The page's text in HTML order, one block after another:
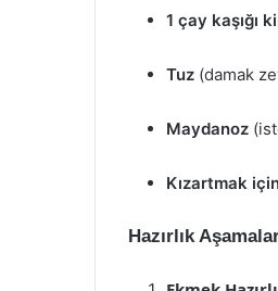
1 çay kaşığı
Tuz (damak
Maydanoz
Kızartmak
Hazırlık